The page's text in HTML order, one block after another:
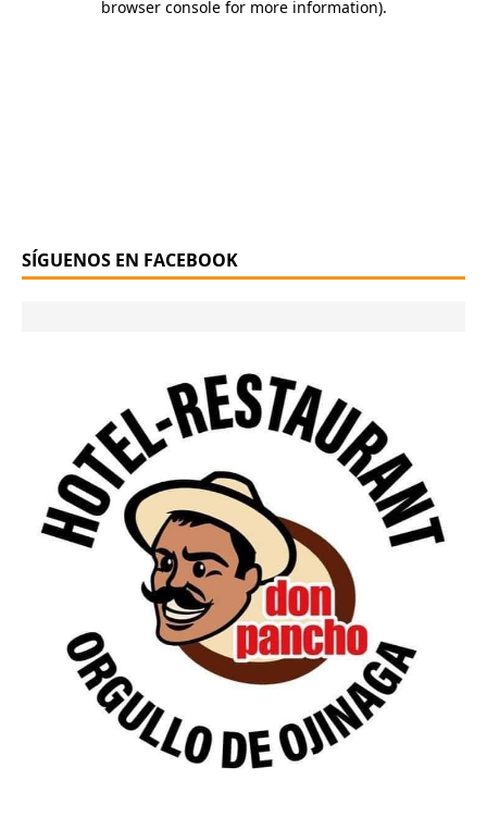
SÍGUENOS EN FACEBOOK